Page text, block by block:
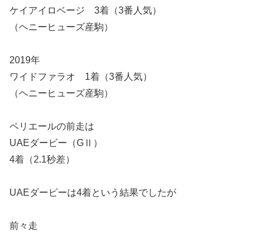
ケイアイロベージ 3着（3番人気）
（ヘニーヒューズ産駒）
2019年
ワイドファラオ 1着（3番人気）
（ヘニーヒューズ産駒）
ペリエールの前走は
UAEダービー（GⅡ）
4着（2.1秒差）
UAEダービーは4着という結果でしたが
前々走